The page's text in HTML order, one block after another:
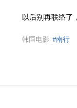
以后别再联络了
韩国电影 #南行